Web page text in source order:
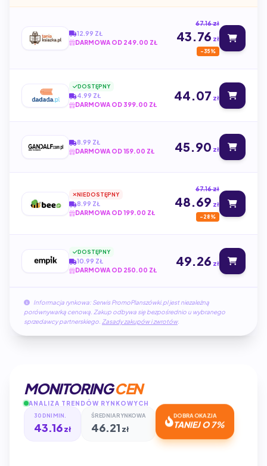
12.99 ZŁ
DARMOWA OD 249.00 ZŁ
67.16 zł
43.76 zł
-35%
DOSTĘPNY
4.99 ZŁ
DARMOWA OD 399.00 ZŁ
44.07 zł
8.99 ZŁ
DARMOWA OD 159.00 ZŁ
45.90 zł
NIEDOSTĘPNY
8.99 ZŁ
DARMOWA OD 199.00 ZŁ
67.16 zł
48.69 zł
-28%
DOSTĘPNY
10.99 ZŁ
DARMOWA OD 250.00 ZŁ
49.26 zł
Informacja rynkowa: Serwis PromoPlanszówki.pl jest niezależną
porównywarką cenową. Zakup odbywa się bezpośrednio u wybranego
sprzedawcy partnerskiego. Zasady zakupów i zwrotów.
MONITORINGCEN
ANALIZA TRENDÓW RYNKOWYCH
30 DNI MIN.
43.16 zł
ŚREDNIA RYNKOWA
46.21 zł
DOBRA OKAZJA
TANIEJ O 7%